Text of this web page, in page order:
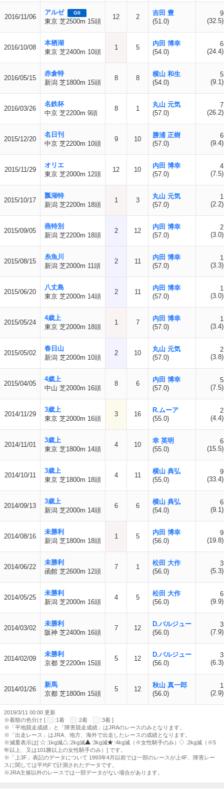
2016/11/06
アルゼ GII
東京 芝2500m 15頭
12 2
吉田 豊
(51.0)
9
(32.5)
2016/10/08
本栖湖
東京 芝2400m 10頭
1 5
内田 博幸
(54.0)
6
(24.4)
2016/05/15
赤倉特
新潟 芝1800m 15頭
8 8
横山 和生
(54.0)
5
(9.1)
2016/03/26
名鉄杯
中京 芝2200m 9頭
8 1
丸山 元気
(57.0)
7
(26.2)
2015/12/20
名日刊
中京 芝2200m 10頭
9 10
勝浦 正樹
(57.0)
6
(9.4)
2015/11/29
オリエ
東京 芝2000m 12頭
12 10
内田 博幸
(57.0)
4
(7.5)
2015/10/17
瓢湖特
新潟 芝2200m 18頭
1 3
丸山 元気
(57.0)
1
(2.2)
2015/09/05
燕特別
新潟 芝2200m 18頭
2 12
内田 博幸
(57.0)
2
(3.0)
2015/08/15
糸魚川
新潟 芝2000m 11頭
2 11
内田 博幸
(57.0)
1
(3.3)
2015/06/20
八丈島
東京 芝2000m 14頭
2 11
内田 博幸
(57.0)
1
(3.0)
2015/05/24
4歳上
東京 芝2000m 18頭
1 7
内田 博幸
(57.0)
1
(3.4)
2015/05/02
春日山
新潟 芝2000m 10頭
2 10
丸山 元気
(57.0)
2
(3.8)
2015/04/05
4歳上
中山 芝2000m 16頭
8 6
内田 博幸
(57.0)
5
(7.5)
2014/11/29
3歳上
東京 芝2000m 16頭
3 16
R.ムーア
(55.0)
2
(4.4)
2014/11/01
3歳上
東京 芝1800m 14頭
4 10
幸 英明
(55.0)
6
(15.5)
2014/10/11
3歳上
東京 芝1800m 18頭
4 11
横山 典弘
(55.0)
9
(33.4)
2014/09/13
3歳上
新潟 芝2000m 14頭
6 6
横山 典弘
(54.0)
6
(9.1)
2014/08/16
未勝利
新潟 芝1800m 18頭
1 5
内田 博幸
(56.0)
9
(19.8)
2014/06/22
未勝利
函館 芝2600m 12頭
7 1
松田 大作
(56.0)
3
(5.3)
2014/05/25
未勝利
新潟 芝2000m 16頭
4 5
松田 大作
(56.0)
6
(9.9)
2014/03/02
未勝利
阪神 芝2400m 16頭
7 12
D.バルジュー
(56.0)
3
(7.9)
2014/02/09
未勝利
京都 芝2200m 15頭
5 12
D.バルジュー
(56.0)
3
(6.3)
2014/01/26
新馬
京都 芝1800m 15頭
5 12
秋山 真一郎
(56.0)
1
(2.9)
2019/3/11 00:00 更新
※着順の色分け [
:1着 :2着
:3着 ]
※「平地競走成績」と「障害競走成績」はJRAのレースのみとなります。
※「出走レース」はJRA、地方、海外で出走したレースの成績となります。
※減量表示は[
:1kg減 :2kg減 :3kg減 :4kg減（※女性騎手のみ）
:2kg減（※5
年以上、又は101勝以上の女性騎手のみ）] です。
※「上3F」表記のデータについて 1993年4月以前では一部のレースが上4F、障害レー
スに関しては平均Fで計測されたデータです。
※JRA主催以外のレースでは一部データがない場合があります。